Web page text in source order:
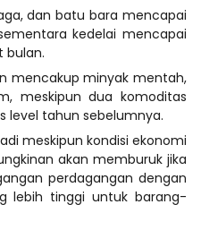
dan batu bara mencapai
kedelai mencapai
bulan.
mencakup minyak mentah,
meskipun dua komoditas
level tahun sebelumnya.
meskipun kondisi ekonomi
akan memburuk jika
perdagangan dengan
lebih tinggi untuk barang-